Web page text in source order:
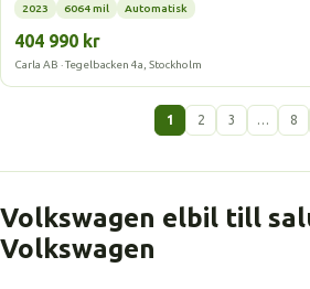
2023 6064 mil Automatisk
404 990 kr
Carla AB · Tegelbacken 4a, Stockholm
1 2 3 … 8
Volkswagen elbil till
Volkswagen